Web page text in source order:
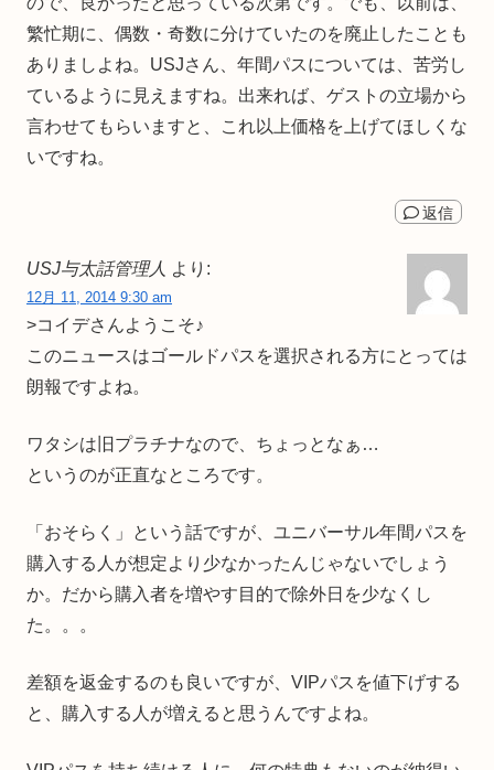
繁忙期に、偶数・奇数に分けていたのを廃止したことも
ありましよね。USJさん、年間パスについては、苦労し
ているように見えますね。出来れば、ゲストの立場から
言わせてもらいますと、これ以上価格を上げてほしくな
いですね。
返信
USJ与太話管理人 より:
12月 11, 2014 9:30 am
>コイデさんようこそ♪
このニュースはゴールドパスを選択される方にとっては
朗報ですよね。
ワタシは旧プラチナなので、ちょっとなぁ…
というのが正直なところです。
「おそらく」という話ですが、ユニバーサル年間パスを
購入する人が想定より少なかったんじゃないでしょう
か。だから購入者を増やす目的で除外日を少なくし
た。。。
差額を返金するのも良いですが、VIPパスを値下げする
と、購入する人が増えると思うんですよね。